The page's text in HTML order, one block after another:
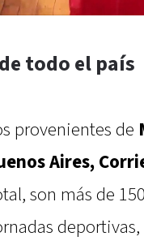
todo el país
provenientes de
Aires,
son más de